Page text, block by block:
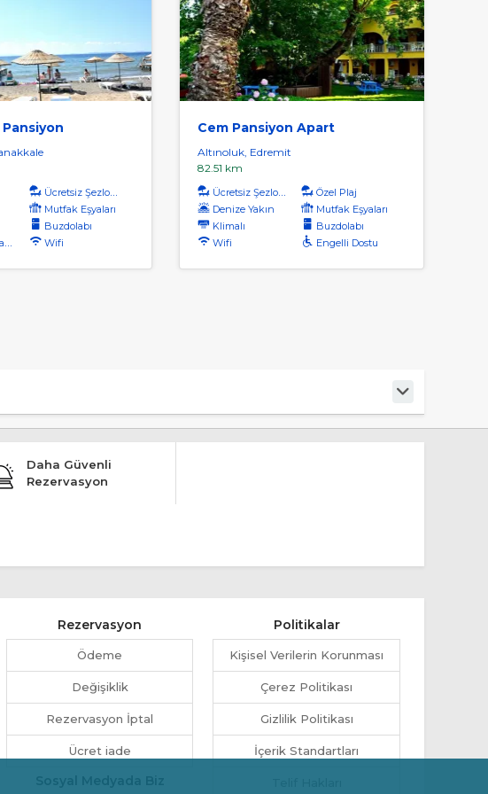
Ücretsiz Şezlong
Mutfak Eşyaları
Buzdolabı
Wifi
Cem Pansiyon Apart
Altınoluk, Edremit
82.51 km
Ücretsiz Şezlong
Özel Plaj
Denize Yakın
Mutfak Eşyaları
Klimalı
Buzdolabı
Wifi
Engelli Dostu
Daha Güvenli
Rezervasyon
Rezervasyon
Ödeme
Değişiklik
Rezervasyon İptal
Ücret iade
Politikalar
Kişisel Verilerin Korunması
Çerez Politikası
Gizlilik Politikası
İçerik Standartları